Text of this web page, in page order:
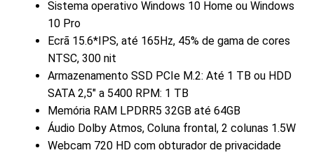
Sistema operativo Windows 10 Home ou Windows
10 Pro
Ecrã 15.6*IPS, até 165Hz, 45% de gama de cores
NTSC, 300 nit
Armazenamento SSD PCIe M.2: Até 1 TB ou HDD
SATA 2,5″ a 5400 RPM: 1 TB
Memória RAM LPDRR5 32GB até 64GB
Áudio Dolby Atmos, Coluna frontal, 2 colunas 1.5W
Webcam 720 HD com obturador de privacidade